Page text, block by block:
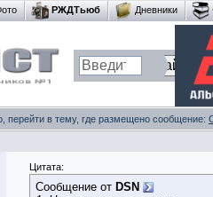
РЖДТьюб Дневники
перейти в тему, где размещено сообщение:
Цитата:
Сообщение от DSN